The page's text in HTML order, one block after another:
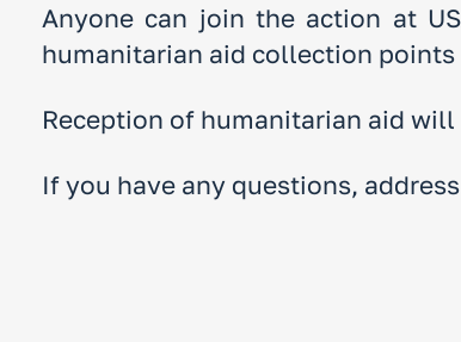
Anyone can join the action at
humanitarian aid collection
Reception of humanitarian aid
If you have any questions,